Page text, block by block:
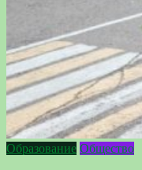
Образование Общество